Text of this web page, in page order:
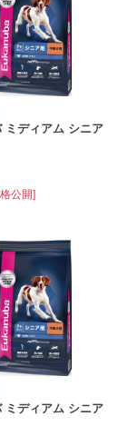
ミディアム シニア
公開]
ミディアム シニア